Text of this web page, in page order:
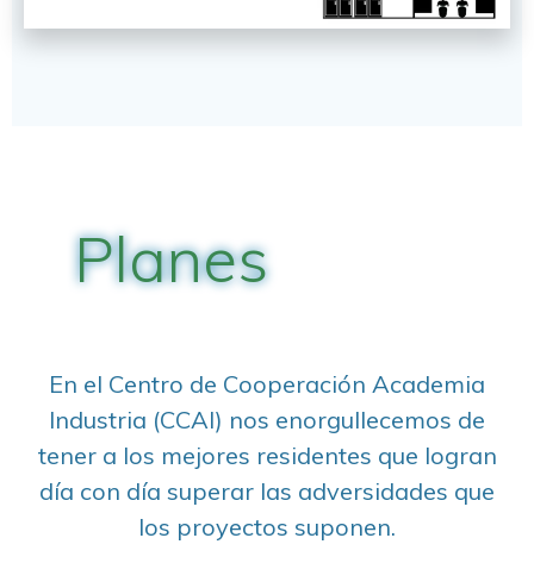
Planes
En el Centro de Cooperación Academia
Industria (CCAI) nos enorgullecemos de
tener a los mejores residentes que logran
día con día superar las adversidades que
los proyectos suponen.